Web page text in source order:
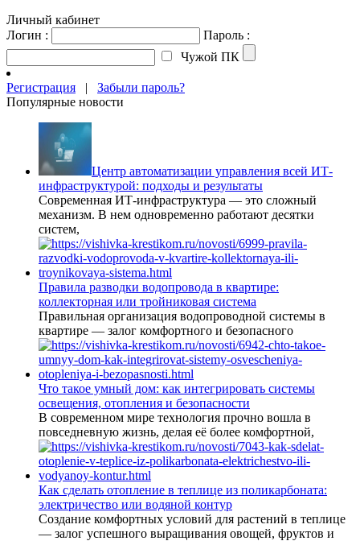
Личный кабинет
Логин :
Пароль :
Чужой ПК
Регистрация | Забыли пароль?
Популярные новости
Центр автоматизации управления всей ИТ-
инфраструктурой: подходы и результаты
Современная ИТ-инфраструктура — это сложный
механизм. В нем одновременно работают десятки
систем,
Правила разводки водопровода в квартире:
коллекторная или тройниковая система
Правильная организация водопроводной системы в
квартире — залог комфортного и безопасного
Что такое умный дом: как интегрировать системы
освещения, отопления и безопасности
В современном мире технология прочно вошла в
повседневную жизнь, делая её более комфортной,
Как сделать отопление в теплице из поликарбоната:
электричество или водяной контур
Создание комфортных условий для растений в теплице
— залог успешного выращивания овощей, фруктов и